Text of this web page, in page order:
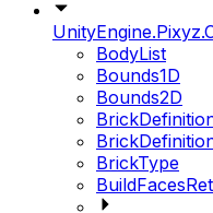
BodyList
Bounds1D
Bounds2D
BrickType